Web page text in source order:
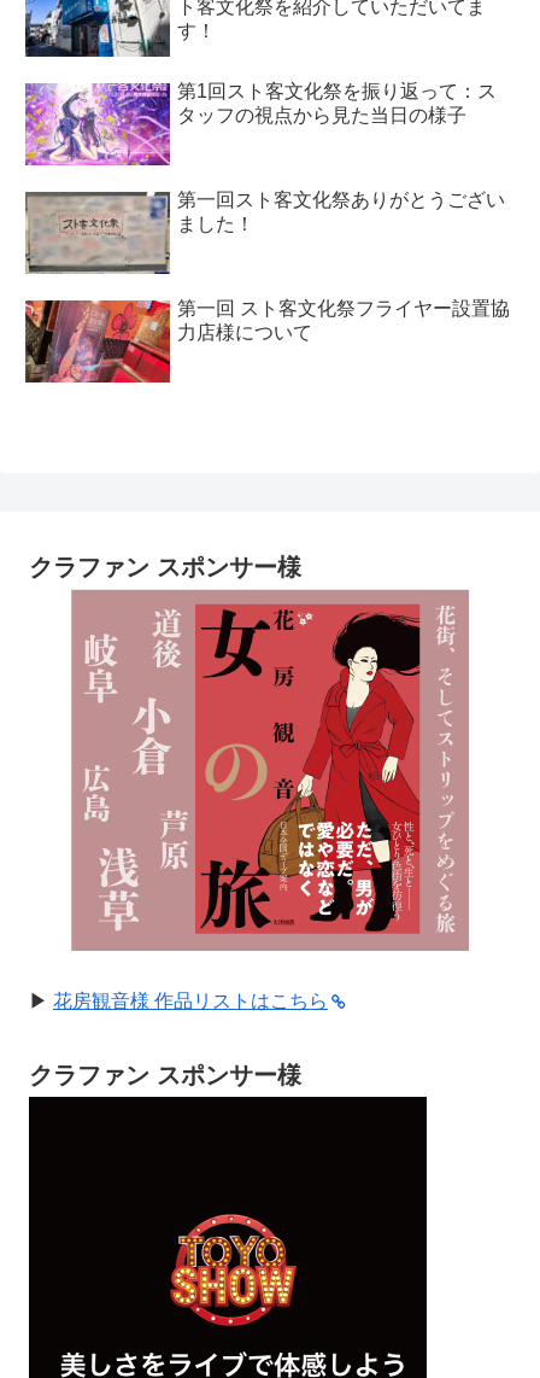
ト客文化祭を紹介していただいてま
す！
第1回スト客文化祭を振り返って：ス
タッフの視点から見た当日の様子
第一回スト客文化祭ありがとうござい
ました！
第一回 スト客文化祭フライヤー設置協
力店様について
クラファン スポンサー様
▶︎ 花房観音様 作品リストはこちら
クラファン スポンサー様